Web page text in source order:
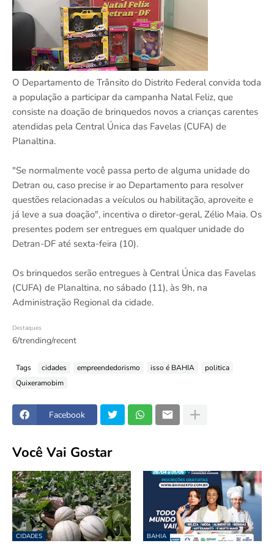
O Departamento de Trânsito do Distrito Federal convida toda
a população a participar da campanha Natal Feliz, que
consiste na doação de brinquedos novos a crianças carentes
atendidas pela Central Única das Favelas (CUFA) de
Planaltina.
"Se normalmente você passa perto de alguma unidade do
Detran ou, caso precise ir ao Departamento para resolver
questões relacionadas a veículos ou habilitação, aproveite e
já leve a sua doação", incentiva o diretor-geral, Zélio Maia. Os
presentes podem ser entregues em qualquer unidade do
Detran-DF até sexta-feira (10).
Os brinquedos serão entregues à Central Única das Favelas
(CUFA) de Planaltina, no sábado (11), às 9h, na
Administração Regional da cidade.
Destaques
6/trending/recent
Tags cidades empreendedorismo isso é BAHIA
politica
Quixeramobim
Facebook
Você Vai Gostar
CIDADES BAHIA